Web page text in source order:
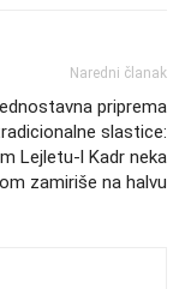
Naredni članak
priprema
slastice:
Lejletu-l Kadr neka
zamiriše na halvu